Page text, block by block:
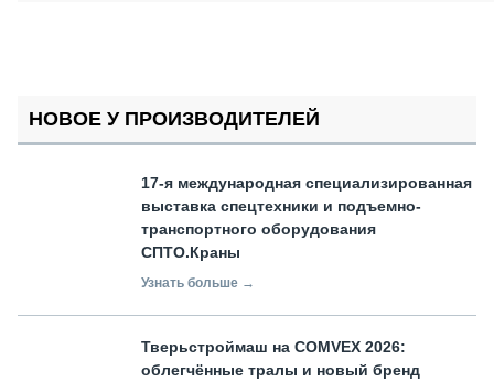
НОВОЕ У ПРОИЗВОДИТЕЛЕЙ
17-я международная специализированная
выставка спецтехники и подъемно-
транспортного оборудования
СПТО.Краны
Узнать больше →
Тверьстроймаш на COMVEX 2026:
облегчённые тралы и новый бренд